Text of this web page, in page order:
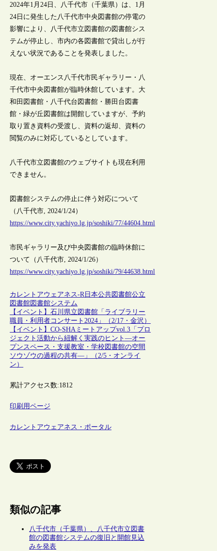
2024年1月24日、八千代市（千葉県）は、1月
24日に発生した八千代市中央図書館の停電の
影響により、八千代市立図書館の図書館シス
テムが停止し、市内の各図書館で貸出しが行
えない状況であることを発表しました。
現在、オーエンス八千代市民ギャラリー・八
千代市中央図書館が臨時休館しています。大
和田図書館・八千代台図書館・勝田台図書
館・緑が丘図書館は開館していますが、予約
取り置き資料の受渡し、資料の返却、資料の
閲覧のみに対応しているとしています。
八千代市立図書館のウェブサイトも現在利用
できません。
図書館システムの停止に伴う対応について
（八千代市, 2024/1/24）
https://www.city.yachiyo.lg.jp/soshiki/77/44604.html
市民ギャラリー及び中央図書館の臨時休館に
ついて（八千代市, 2024/1/26）
https://www.city.yachiyo.lg.jp/soshiki/79/44638.html
カレントアウェアネス-R 日本公共図書館公立
図書館図書館システム
【イベント】石川県立図書館「ライブラリー
職員・利用者コンサート2024」（2/17・金沢）
【イベント】CO-SHAミートアップvol.3「プロ
ジェクト活動から紐解く実践のヒント―オー
プンスペース・支援教室・学校図書館の空間
ソウゾウの過程の共有―」（2/5・オンライ
ン）
累計アクセス数:1812
印刷用ページ
カレントアウェアネス・ポータル
類似の記事
八千代市（千葉県）、八千代市立図書
館の図書館システムの復旧と開館見込
みを発表